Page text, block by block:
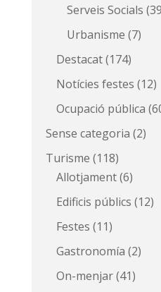
Serveis Socials
Urbanisme (7)
Destacat(174)
Notícies festes (12)
Ocupació pública
Sense categoria (2)
Turisme (118)
Allotjament(6)
Edificis públics (12)
Festes (11)
Gastronomía (2)
On-menjar(41)